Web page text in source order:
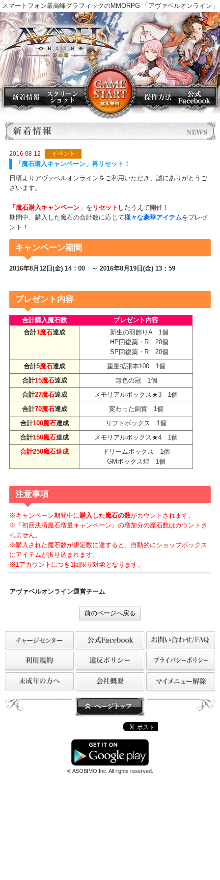
スマートフォン最高峰グラフィックのMMORPG 「アヴァベルオンラ
2016-08-12 イベント
「魔石購入キャンペーン」再リセット！
日頃よりアヴァベルオンラインをご利用いただき、誠にありがとう
「魔石購入キャンペーン」をリセットしたうえで開催！
期間中、購入した魔石の合計数に応じて
ント！
キャンペーン期間
プレゼント内容
プレゼント内容
新生の羽飾りA 1個
HP回復薬・R 20個
SP回復薬・R 20個
合計5魔石達成 重量拡張本100 1個
合計15魔石達成
無色の冠 1個
合計27魔石達成
メモリアルボックス★3 1個
合計70魔石達成 変わった銅貨 1個
合計100魔石達成 リフトボックス 1個
合計150魔石達成
メモリアルボックス★4 1個
注意事項
※キャンペーン期間中に購入した魔石の数
※「初回決済魔石増量キャンペーン」の増加分の魔石数はカウント
れません。
にアイテムが振り込まれます。
※1アカウントにつき1回限り対象となります。
アヴァベルオンライン運営チーム
前のページへ戻る